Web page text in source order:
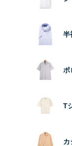
半
ポ
T
カ